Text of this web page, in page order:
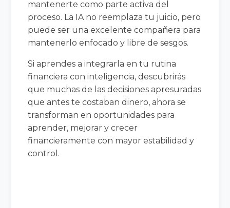
mantenerte como parte activa del
proceso. La IA no reemplaza tu juicio, pero
puede ser una excelente compañera para
mantenerlo enfocado y libre de sesgos.
Si aprendes a integrarla en tu rutina
financiera con inteligencia, descubrirás
que muchas de las decisiones apresuradas
que antes te costaban dinero, ahora se
transforman en oportunidades para
aprender, mejorar y crecer
financieramente con mayor estabilidad y
control.